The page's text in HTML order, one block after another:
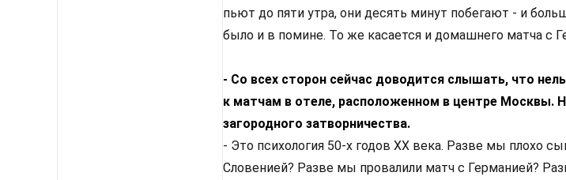
пьют до пяти утра, они десять минут побегают - и
было и в помине. То же касается и домашнего матча с
- Со всех сторон сейчас доводится слышать, что
к матчам в отеле, расположенном в центре Москвы.
загородного затворничества.
- Это психология 50-х годов XX века. Разве мы плохо
Словенией? Разве мы провалили матч с Германией?